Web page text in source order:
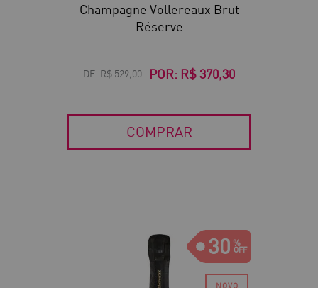
Champagne Vollereaux Brut
Réserve
DE:R$ 529,00 POR: R$ 370,30
COMPRAR
30